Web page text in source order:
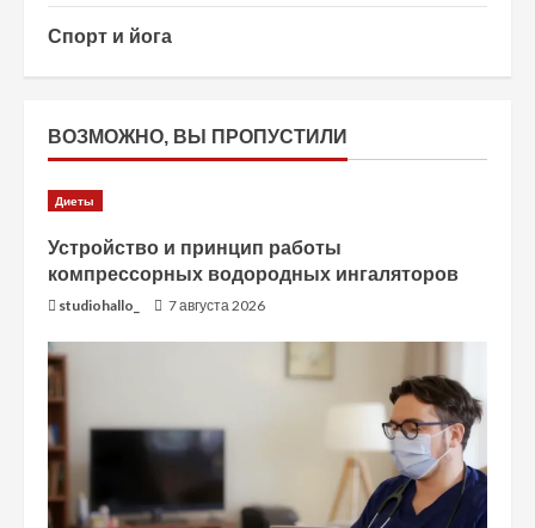
Спорт и йога
ВОЗМОЖНО, ВЫ ПРОПУСТИЛИ
Диеты
Устройство и принцип работы
компрессорных водородных ингаляторов
studiohallo_ 7 августа 2026